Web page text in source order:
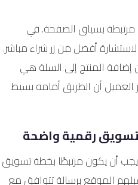
مرتبطة بسياق الصفحة. في
أفضل من زر شراء مباشر.
المنتج إلى السلة هي
العميل أن الطريق أمامه بسيط
تسويق رقمية واضحة
أن يكون مرتبطًا بخطة تسويق
الموقع برسالة تتوافق مع